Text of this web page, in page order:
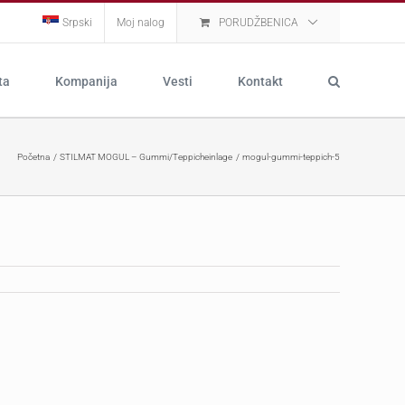
Srpski Moj nalog PORUDŽBENICA
Kompanija Vesti Kontakt
Početna STILMAT MOGUL – Gummi/Teppicheinlage mogul-gummi-teppich-5